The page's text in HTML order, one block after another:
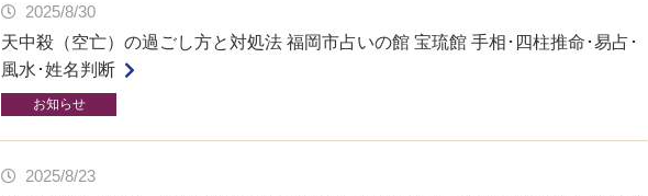
2025/8/30
天中殺（空亡）の過ごし方と対処法 福岡市占いの館 宝琉館 手相･四柱推命･易占･
風水･姓名判断
お知らせ
2025/8/23